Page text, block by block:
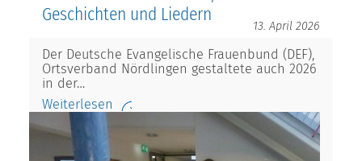
Geschichten und Liedern
13. April 2026
Der Deutsche Evangelische Frauenbund (DEF),
Ortsverband Nördlingen gestaltete auch 2026
in der…
Weiterlesen